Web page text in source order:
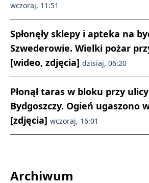
wczoraj, 11:51
Spłonęły sklepy i apteka na
Szwederowie. Wielki pożar
[wideo, zdjęcia] dzisiaj, 06:20
Płonął taras w bloku przy
Bydgoszczy. Ogień ugaszono
[zdjęcia] wczoraj, 16:01
Archiwum